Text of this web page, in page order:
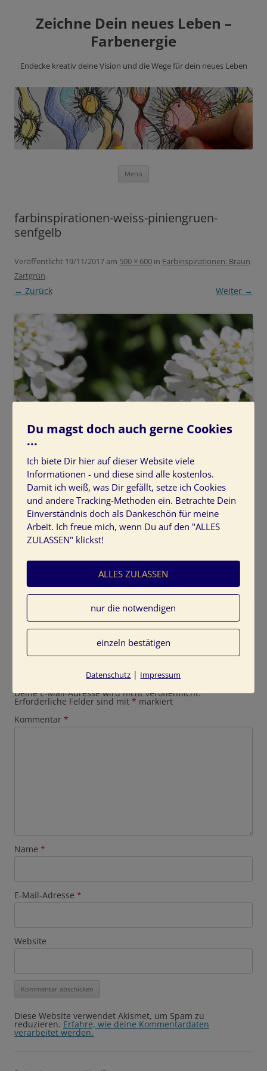
Zeichne Dein neues Leben –
Farbenergie
Endecke kreativ deine Vision und die Wege für dein neues Leben
Menü
farbinspirationen-weiss-piniengruen-
senfgelb
Veröffentlicht 19/11/2017am 500 × 600 in Farbinspirationen: Braun
Zartgrün.
← Zurück Weiter →
Deine E-Mail-Adresse wird nicht veröffentlicht.
Erforderliche Felder sind mit * markiert
Kommentar *
Name *
E-Mail-Adresse *
Website
Diese Website verwendet Akismet, um Spam zu
reduzieren. Erfahre, wie deine Kommentardaten
verarbeitet werden.
Du magst doch auch gerne Cookies
...
Ich biete Dir hier auf dieser Website viele
Informationen - und diese sind alle kostenlos.
Damit ich weiß, was Dir gefällt, setze ich Cookies
und andere Tracking-Methoden ein. Betrachte Dein
Einverständnis doch als Dankeschön für meine
Arbeit. Ich freue mich, wenn Du auf den "ALLES
ZULASSEN" klickst!
ALLES ZULASSEN
nur die notwendigen
einzeln bestätigen
Datenschutz | Impressum